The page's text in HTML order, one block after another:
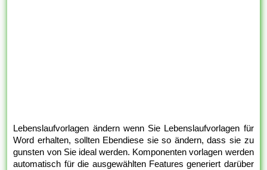
Lebenslaufvorlagen ändern wenn Sie Lebenslaufvorlagen für
Word erhalten, sollten Ebendiese sie so ändern, dass sie zu
gunsten von Sie ideal werden. Komponenten vorlagen werden
automatisch für die ausgewählten Features generiert darüber